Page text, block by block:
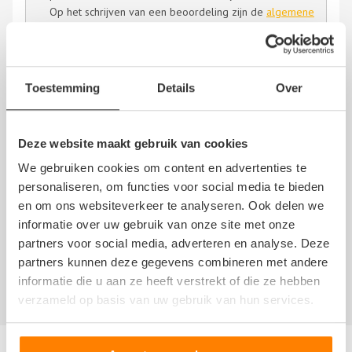
Toestemming Details Over
Deze website maakt gebruik van cookies
We gebruiken cookies om content en advertenties te
personaliseren, om functies voor social media te bieden
en om ons websiteverkeer te analyseren. Ook delen we
informatie over uw gebruik van onze site met onze
partners voor social media, adverteren en analyse. Deze
partners kunnen deze gegevens combineren met andere
informatie die u aan ze heeft verstrekt of die ze hebben
verzameld op basis van uw gebruik van hun services.
Op het schrijven van een beoordeling zijn de algemene
Edwin
16 mei 2019
veel onderdelen goede prijzen en relaxte gast.
en ook nog leuke motoren in de aanbieding.